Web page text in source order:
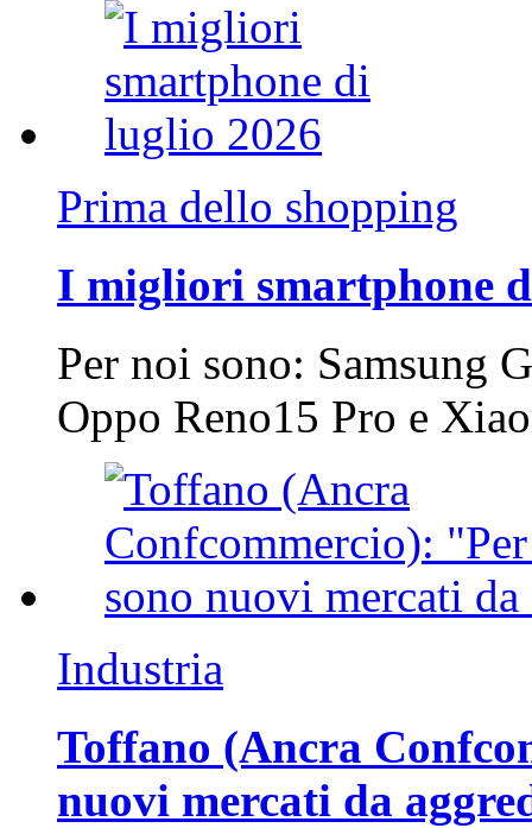
Prima dello shopping
I migliori smartphone
Per noi sono: Samsung
Oppo Reno15 Pro e
Industria
Toffano (Ancra
nuovi mercati da